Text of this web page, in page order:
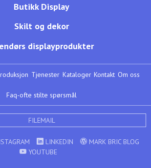
Butikk Display
Skilt og dekor
displayprodukter
Tjenester Kataloger Kontakt Om oss
Faq-ofte stilte spørsmål
FILEMAIL
LINKEDIN
MARK BRIC BLOG
YOUTUBE